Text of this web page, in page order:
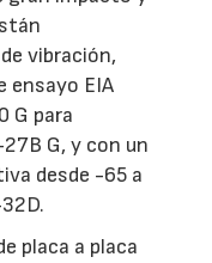
vibración,
ensayo EIA
G para
G, y con un
desde -65 a
placa a placa